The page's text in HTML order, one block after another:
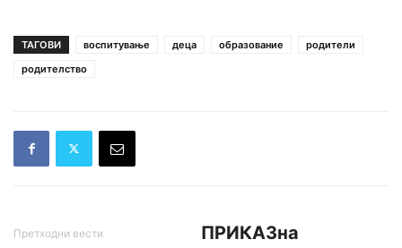
ТАГОВИ воспитување деца образование
родители
родителство
Претходни вести ПРИКАЗна